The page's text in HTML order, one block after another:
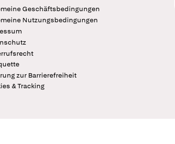
Geschäftsbedingungen
Nutzungsbedingungen
zur Barrierefreiheit
& Tracking